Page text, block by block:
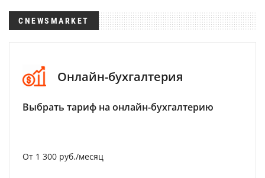
CNEWSMARKET
Онлайн-бухгалтерия
Выбрать тариф на онлайн-бухгалтерию
От 1 300 руб./месяц